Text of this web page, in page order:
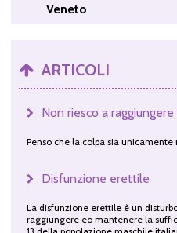
Veneto
ARTICOLI
Non riesco a
Penso che la colpa sia unicamente
Disfunzione erettile
La disfunzione erettile è un
raggiungere eo mantenere la